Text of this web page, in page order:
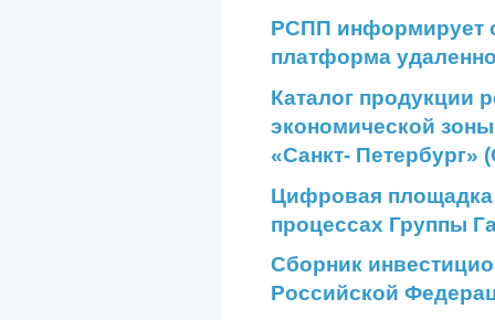
РСПП информирует
платформа
Каталог продукции
экономической
«Санкт- Петербург»
Цифровая площадка
процессах Группы
Сборник
Российской